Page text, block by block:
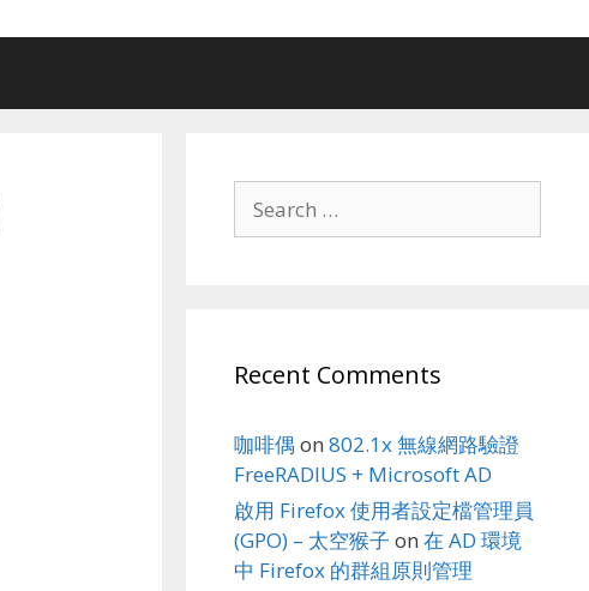
for:
Recent Comments
咖啡偶 on 802.1x 無線網路驗證
FreeRADIUS + Microsoft AD
啟用 Firefox 使用者設定檔管理員
(GPO) – 太空猴子 on 在 AD 環境
中 Firefox 的群組原則管理